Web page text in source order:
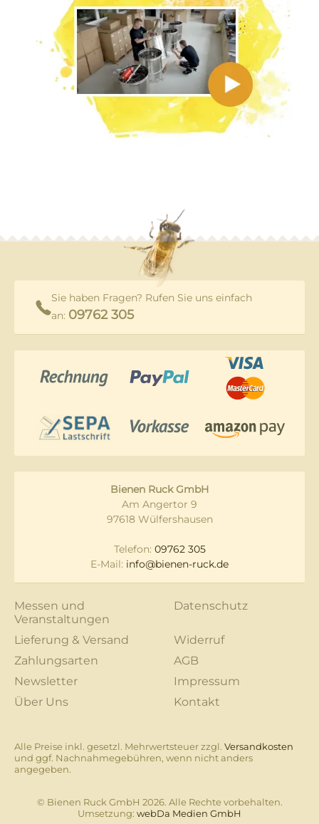
Sie haben Fragen? Rufen Sie uns einfach
an: 09762 305
Bienen Ruck GmbH
Am Angertor 9
97618 Wülfershausen
Telefon: 09762 305
E-Mail: info@bienen-ruck.de
Messen und
Veranstaltungen
Datenschutz
Lieferung & Versand
Widerruf
Zahlungsarten
AGB
Newsletter
Impressum
Über Uns
Kontakt
Alle Preise inkl. gesetzl. Mehrwertsteuer zzgl. Versandkosten
und ggf. Nachnahmegebühren, wenn nicht anders
angegeben.
© Bienen Ruck GmbH 2026. Alle Rechte vorbehalten.
Umsetzung: webDa Medien GmbH